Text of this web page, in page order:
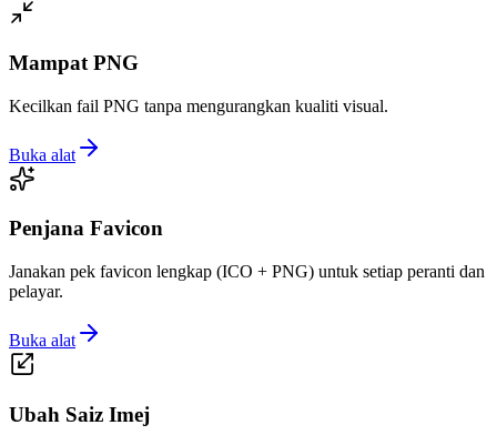
Mampat PNG
Kecilkan fail PNG tanpa mengurangkan kualiti visual.
Buka alat
Penjana Favicon
Janakan pek favicon lengkap (ICO + PNG) untuk setiap peranti dan
pelayar.
Buka alat
Ubah Saiz Imej